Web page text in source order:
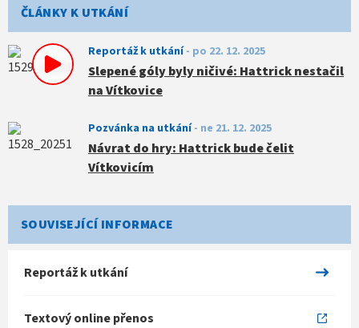
ČLÁNKY K UTKÁNÍ
Reportáž k utkání- po 22. 12. 2025
Slepené góly byly ničivé: Hattrick nestačil
na Vítkovice
Pozvánka na utkání- ne 21. 12. 2025
Návrat do hry: Hattrick bude čelit
Vítkovicím
SOUVISEJÍCÍ INFORMACE
Reportáž k utkání
Textový online přenos